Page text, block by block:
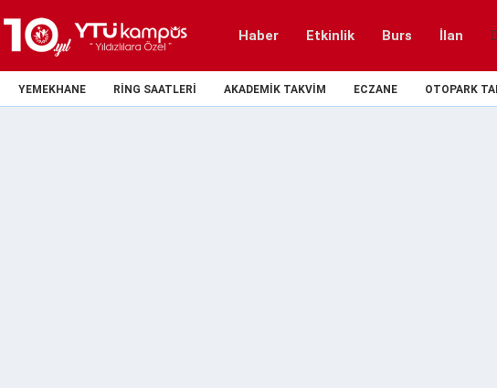
Haber Etkinlik Burs İlan
YEMEKHANE RING SAATLERI AKADEMIK TAKVIM ECZANE OTOPARK